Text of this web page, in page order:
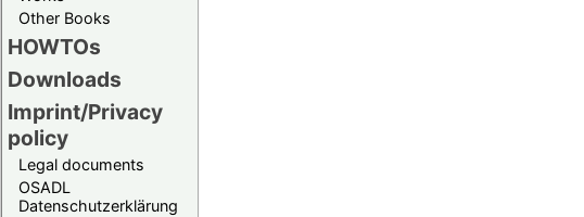
Other Books
HOWTOs
Downloads
Imprint/Privacy
policy
Legal documents
OSADL
Datenschutzerklärung